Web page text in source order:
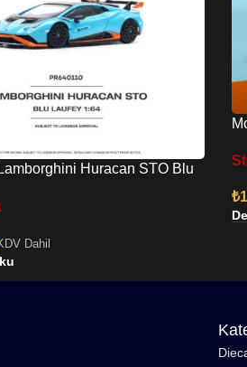
Huracan STO Blu
Dahil
₺